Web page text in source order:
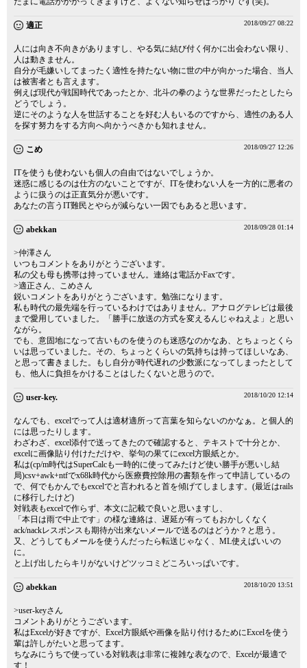
適正 2018/09/27 08:22
人には向き不向きがありますし、やる気に結び付く何かに出会わない限り、
人は動きません。
自分が毛嫌いしてまったく適性を持たない物に世の中が向かった場合、当人
は被害者とも言えます。
例えば現代が戦国時代であったとか、北斗の拳のような世界だったとしたら
どうでしょう。
逆にそのような人を世話することを好む人もいるのですから、適性のある人
を探す努力をする方向へ向かうべきかも知れません。
こめ 2018/09/27 12:26
ITを使うも使わないも個人の自由ではないでしょうか。
迷惑に感じるのは仕方のないことですが、ITを使わない人を一方的に悪者の
ように扱うのは正直気分が悪いです。
あなたの言うIT難民とやらが減らない一因でもあると思います。
abekkan 2018/09/28 01:14
>仲澤さん
いつもコメントをありがとうございます。
私の父も母も携帯は持っていません。連絡は電話かFaxです。
>適正さん、こめさん
鋭いコメントをありがとうございます。勉強になります。
私も時代の最先端を行っているわけではありません。アナログテレビは最後
まで愛用していました。「勝手に放送の方式を変えるんじゃねえよ」と思い
ながら。
でも、意固地になって古いものを使うのも迷惑なのかなあ、とちょっとくら
いは思っていました。その、ちょっとくらいの気持ちは持ってほしいなあ、
と思って書きました。もし自分が時代遅れの少数派になってしまったとして
も、他人に負担をかけることはしたくないと思うので。
user-key. 2018/10/20 12:14
なんでも、excelでって人は適材適所って言葉を知らないのかなぁ。と個人的
には思ったりします。
わざわざ、excel添付で送ってきたので確認すると、テキストで十分とか、
excelに画像貼り付けただけや、挙句の果てにexcel方眼紙とか。
私は(cp/m時代はSuperCalcも一時的に使ってみたけど使い勝手が悪いし結
局)csv+awk+ntfでx68k時代から医療費控除用の書類を作って申請しているの
で、何でもかんでもexcelでと言われると首を傾げてしまします。(最近はrails
に移行したけど)
対戦表もexcelで作らず、本文に記載で良いと思いますし、
「本日は雨で中止です」の様な連絡は、遅延が有ってもおかしくなく
ack/nackレスポンスも期待が出来ないメールで送るのはどうか？と思う。
又、どうしてもメールを使うんだったら転送じゃなく、ML使えばいいの
に。
と上げ出したらキリがないけどツッコミどころいっぱいです。
abekkan 2018/10/20 13:51
>user-keyさん
コメントありがとうございます。
私はExcelが好きですが、Excel方眼紙や画像を貼り付けるためにExcelを使う
輩は許しがたいと思ってます。
ちなみにうちで使っている対戦表は非常に複雑な表なので、Excelが最適で
す！